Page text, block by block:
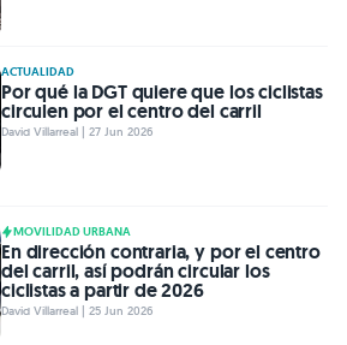
ACTUALIDAD
Por qué la DGT quiere que los ciclistas
circulen por el centro del carril
David Villarreal | 27 Jun 2026
MOVILIDAD URBANA
En dirección contraria, y por el centro
del carril, así podrán circular los
ciclistas a partir de 2026
David Villarreal | 25 Jun 2026